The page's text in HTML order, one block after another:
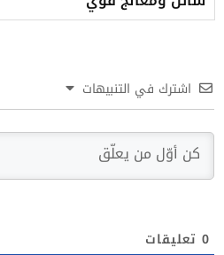
اشترك في التنبيهات
0 تعليقات